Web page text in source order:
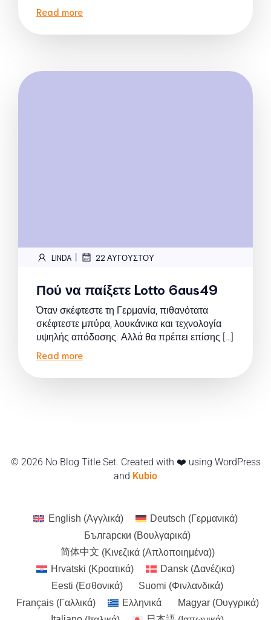
Read more
LINDA | 22 ΑΥΓΟΎΣΤΟΥ
Πού να παίξετε Lotto 6aus49
Όταν σκέφτεστε τη Γερμανία, πιθανότατα
σκέφτεστε μπύρα, λουκάνικα και τεχνολογία
υψηλής απόδοσης. Αλλά θα πρέπει επίσης […]
Read more
© 2026 No Blog Title Set. Created with ❤️ using WordPress
and Kubio
English (Αγγλικά) Deutsch (Γερμανικά)
Български (Βουλγαρικά)
简体中文 (Κινεζικά (Απλοποιημένα))
Hrvatski (Κροατικά) Dansk (Δανέζικα)
Eesti (Εσθονικά) Suomi (Φινλανδικά)
Français(Γαλλικά) Ελληνικά Magyar(Ουγγρικά)